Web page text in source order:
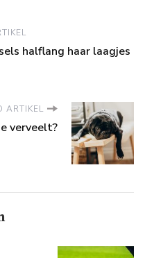
halflang haar laagjes
ARTIKEL
verveelt?